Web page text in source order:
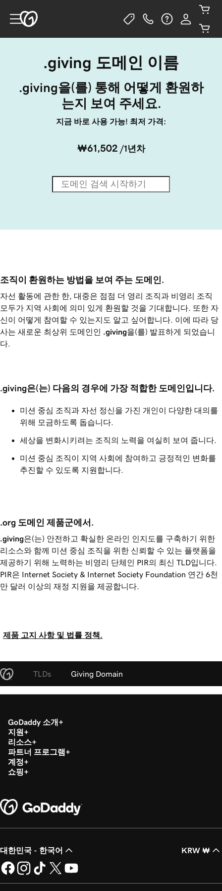
.giving 도메인 이름
.giving을(를) 통해 어떻게 환원하
는지 보여 주세요.
지금 바로 사용 가능! 최저 가격:
₩61,502 /1년차
조직이 환원하는 방법을 보여 주는 도메인.
자선 활동에 관한 한, 대중은 점점 더 영리 조직과 비영리 조직
모두가 지역 사회에 의미 있게 환원할 것을 기대합니다. 또한 자
신이 어떻게 참여할 수 있는지도 알고 싶어합니다. 이에 따라 당
사는 새로운 최상위 도메인인
.giving을(를) 발표하게 되었습니
다.
.giving은(는) 다음의 경우에 가장 적합한 도메인입니다.
미션 중심 조직과 자선 정신을 가진 개인이 다양한 대의를
위해 모금하도록 돕습니다.
세상을 변화시키려는 조직의 노력을 여실히 보여 줍니다.
미션 중심 조직이 지역 사회에 참여하고 긍정적인 변화를
추진할 수 있도록 지원합니다.
.org 도메인 제품군에서.
.giving은(는) 안전하고 확실한 온라인 인지도를 구축하기 위한
리소스와 함께 미션 중심 조직을 위한 신뢰할 수 있는 플랫폼을
제공하기 위해 노력하는 비영리 단체인 PIR의 최신 TLD입니다.
PIR은 Internet Society & Internet Society Foundation 연간 6천
만 달러 이상의 재정 지원을 제공합니다.
제품 고지 사항 및 법률 정책.
TLDs Giving Domain
GoDaddy 소개
지원
리소스
파트너 프로그램
계정
쇼핑
대한민국 - 한국어 KRW ₩